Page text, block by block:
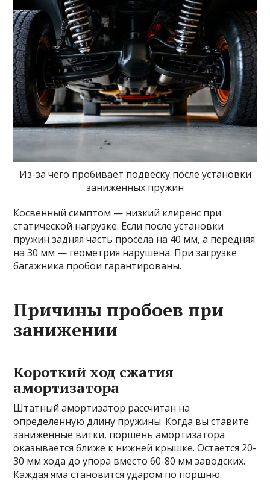
Из-за чего пробивает подвеску после установки
заниженных пружин
Косвенный симптом — низкий клиренс при
статической нагрузке. Если после установки
пружин задняя часть просела на 40 мм, а передняя
на 30 мм — геометрия нарушена. При загрузке
багажника пробои гарантированы.
Причины пробоев при
занижении
Короткий ход сжатия
амортизатора
Штатный амортизатор рассчитан на
определенную длину пружины. Когда вы ставите
заниженные витки, поршень амортизатора
оказывается ближе к нижней крышке. Остается 20-
30 мм хода до упора вместо 60-80 мм заводских.
Каждая яма становится ударом по поршню.